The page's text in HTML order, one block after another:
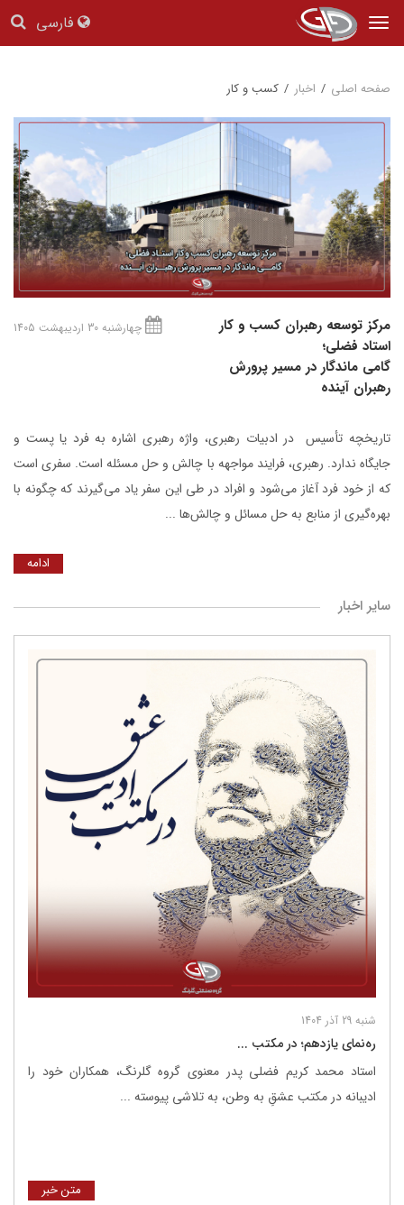
فارسی
صفحه اصلی / اخبار / کسب و کار
مرکز توسعه رهبران کسب و کار
استاد فضلی؛
گامی ماندگار در مسیر پرورش
رهبران آینده
چهارشنبه 30 اردیبهشت 1405
تاریخچه تأسیس در ادبیات رهبری، واژه رهبری اشاره به فرد یا پست و
جایگاه ندارد. رهبری، فرایند مواجهه با چالش و حل مسئله است. سفری است
که از خود فرد آغاز می‌شود و افراد در طی این سفر یاد می‌گیرند که چگونه با
بهره‌گیری از منابع به حل مسائل و چالش‌ها ...
ادامه
سایر اخبار
شنبه 29 آذر 1404
ره‌نمای یازدهم؛ در مکتب ...
استاد محمد کریم فضلی پدر معنوی گروه گلرنگ، همکاران خود را
ادیبانه در مکتب عشقِ به وطن، به تلاشی پیوسته ...
متن خبر